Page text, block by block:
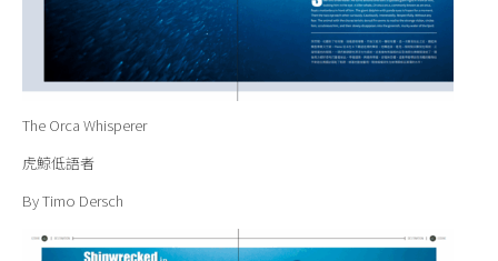
The Orca Whisperer
虎鯨低語者
By Timo Dersch